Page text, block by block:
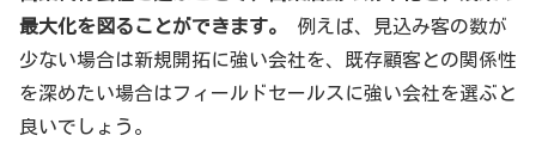
最大化を図ることができます。
例えば、見込み客の数が
少ない場合は新規開拓に強い会社を、既存顧客との関係性
を深めたい場合はフィールドセールスに強い会社を選ぶと
良いでしょう。